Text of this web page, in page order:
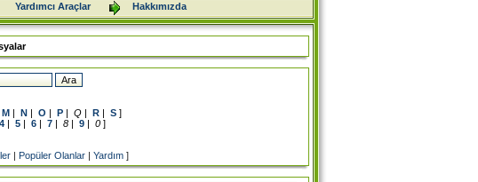
Yardımcı Araçlar Hakkımızda
M | N | O | P | Q | R | S ]
4 | 5 | 6 | 7 | 8 | 9 | 0 ]
| Popüler Olanlar | Yardım ]